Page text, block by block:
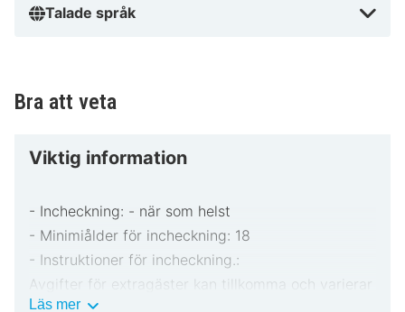
Talade språk
Bra att veta
Viktig information
- Incheckning: - när som helst
- Minimiålder för incheckning: 18
- Instruktioner för incheckning.:
Avgifter för extragäster kan tillkomma och varierar
Läs merViktig